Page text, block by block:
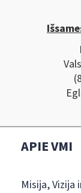
APIE VMI
Misija, Vizija